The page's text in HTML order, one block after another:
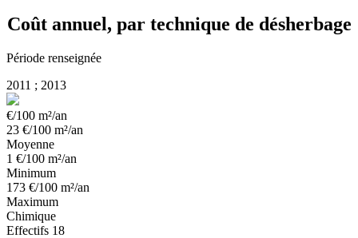
Coût annuel, par technique de désherbage
Période renseignée
2011 ; 2013
€/100 m²/an
23 €/100 m²/an
Moyenne
1 €/100 m²/an
Minimum
173 €/100 m²/an
Maximum
Chimique
Effectifs 18